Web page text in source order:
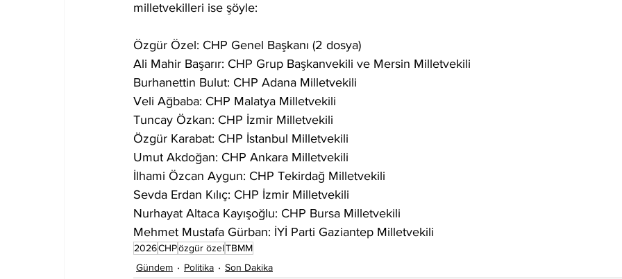
milletvekilleri ise şöyle:
Özgür Özel: CHP Genel Başkanı (2 dosya)
Ali Mahir Başarır: CHP Grup Başkanvekili ve Mersin Milletvekili
Burhanettin Bulut: CHP Adana Milletvekili
Veli Ağbaba: CHP Malatya Milletvekili
Tuncay Özkan: CHP İzmir Milletvekili
Özgür Karabat: CHP İstanbul Milletvekili
Umut Akdoğan: CHP Ankara Milletvekili
İlhami Özcan Aygun: CHP Tekirdağ Milletvekili
Sevda Erdan Kılıç: CHP İzmir Milletvekili
Nurhayat Altaca Kayışoğlu: CHP Bursa Milletvekili
Mehmet Mustafa Gürban: İYİ Parti Gaziantep Milletvekili
2026CHPözgür özelTBMM
Gündem
Politika Son Dakika